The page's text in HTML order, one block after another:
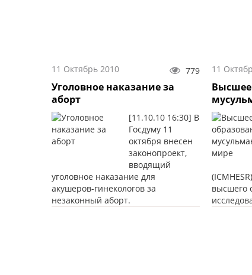
11 Октябрь 2010 779
Уголовное наказание за
аборт
[11.10.10 16:30] В
Госдуму 11
октября внесен
законопроект,
вводящий
уголовное наказание для
акушеров-гинекологов за
незаконный аборт.
11
Высшее
высшего